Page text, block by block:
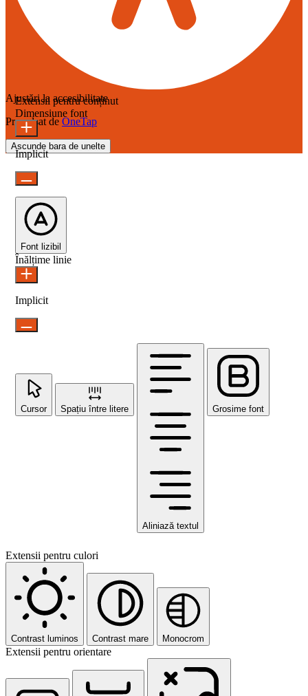
Ajustări la accesibilitate
Propulsat de OneTap
Ascunde bara de unelte
Extensii pentru conținut
Dimensiune font
Implicit
Font lizibil
Înălțime linie
Implicit
Cursor Spațiu între litere
Aliniază textul
Grosime font
Extensii pentru culori
Contrast luminos Contrast mare Monocrom
Extensii pentru orientare